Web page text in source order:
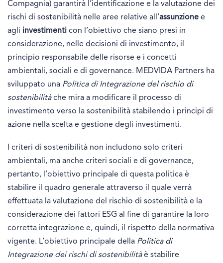
Compagnia) garantirà l’identificazione e la valutazione dei
rischi di sostenibilità nelle aree relative all’assunzione e
agli investimenti con l’obiettivo che siano presi in
considerazione, nelle decisioni di investimento, il
principio responsabile delle risorse e i concetti
ambientali, sociali e di governance. MEDVIDA Partners ha
sviluppato una Politica di Integrazione del rischio di
sostenibilitàche mira a modificare il processo di
investimento verso la sostenibilità stabilendo i principi di
azione nella scelta e gestione degli investimenti.
I criteri di sostenibilità non includono solo criteri
ambientali, ma anche criteri sociali e di governance,
pertanto, l’obiettivo principale di questa politica è
stabilire il quadro generale attraverso il quale verrà
effettuata la valutazione del rischio di sostenibilità e la
considerazione dei fattori ESG al fine di garantire la loro
corretta integrazione e, quindi, il rispetto della normativa
vigente. L’obiettivo principale della Politica di
Integrazione dei rischi di sostenibilitàè stabilire